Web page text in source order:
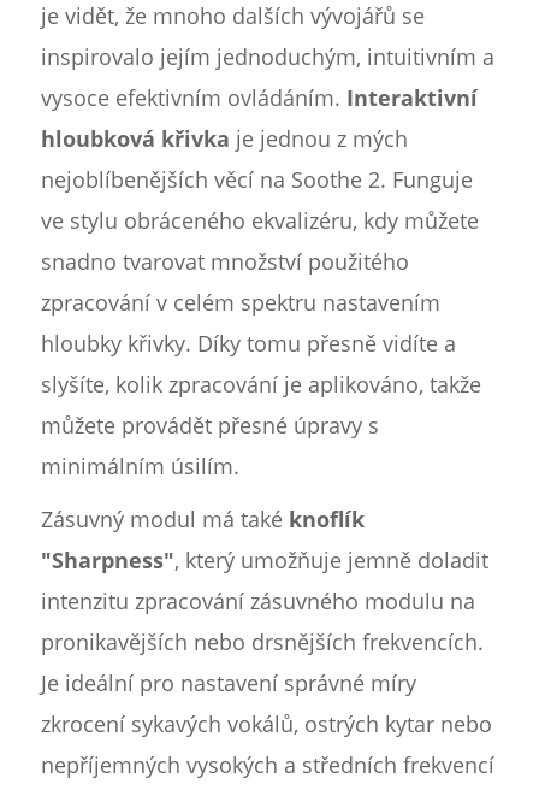
je vidět, že mnoho dalších vývojářů se
inspirovalo jejím jednoduchým, intuitivním a
vysoce efektivním ovládáním. Interaktivní
hloubková křivka je jednou z mých
nejoblíbenějších věcí na Soothe 2. Funguje
ve stylu obráceného ekvalizéru, kdy můžete
snadno tvarovat množství použitého
zpracování v celém spektru nastavením
hloubky křivky. Díky tomu přesně vidíte a
slyšíte, kolik zpracování je aplikováno, takže
můžete provádět přesné úpravy s
minimálním úsilím.
Zásuvný modul má také knoflík
"Sharpness", který umožňuje jemně doladit
intenzitu zpracování zásuvného modulu na
pronikavějších nebo drsnějších frekvencích.
Je ideální pro nastavení správné míry
zkrocení sykavých vokálů, ostrých kytar nebo
nepříjemných vysokých a středních frekvencí